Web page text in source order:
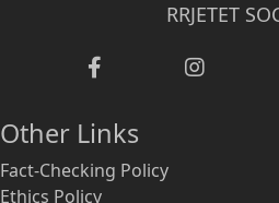
RRJETET
Other Links
Fact-Checking Policy
Ethics Policy